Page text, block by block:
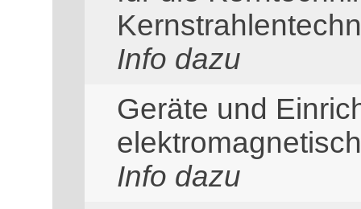
Info dazu
Geräte und
Info dazu